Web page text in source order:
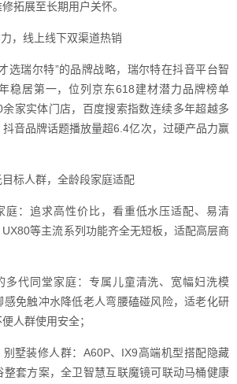
拓展至长期用户关怀。
，线上线下双渠道热销
选瑞尔特”的品牌战略，瑞尔特在抖音平台智
稳居第一，位列京东618建材潜力品牌榜单
家实体门店，百度搜索指数连续多年超越多
音品牌话题播放量超6.4亿次，过硬产品力赢
标人群，全龄段家庭适配
庭：追求高性价比，看重低水压适配、易清
等主流系列功能齐全无短板，适配高层商
多代同堂家庭：专属儿童清洗、宽幅妇洗模
免触冲水降低老人弯腰磕碰风险，适老化研
人群使用安全；
墅装修人群：A60P、IX9高端机型搭配隐藏
套方案，全卫智慧互联魔镜可联动马桶健康